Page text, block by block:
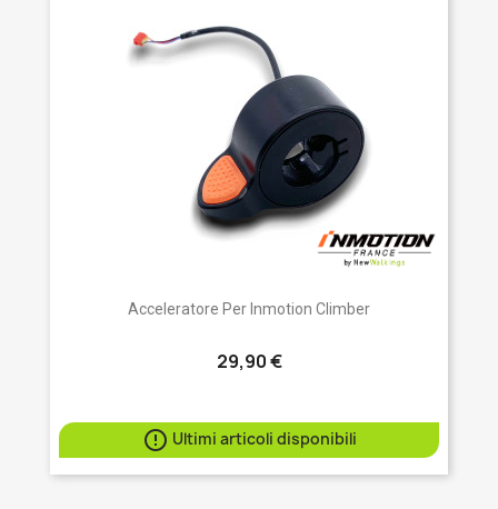
Acceleratore Per Inmotion Climber
29,90 €
 Ultimi articoli disponibili